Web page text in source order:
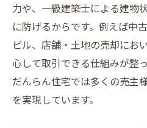
調査付き不動産売
る方法
売却価格アップに
用法
大阪市で注目され
ビス
力や、一級建築士による建物
に防げるからです。例えば中
ビル、店舗・土地の売却にお
心して取引できる仕組みが整
だんらん住宅では多くの売主
を実現しています。